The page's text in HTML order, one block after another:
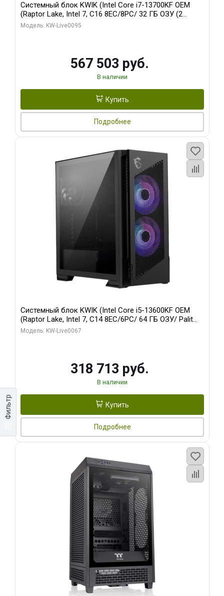
Фильтр
Системный блок KWIK (Intel Core i7-13700KF OEM
(Raptor Lake, Intel 7, C16 8EC/8PC/ 32 ГБ ОЗУ (2
модуля)/ Afox RTX4090 24GB GDDR6X 384-Bit 3xDP
Модель: KW-Live0095
567 503 руб.
В наличии
Купить
Подробнее
Системный блок KWIK (Intel Core i5-13600KF OEM
(Raptor Lake, Intel 7, C14 8EC/6PC/ 64 ГБ ОЗУ/ Palit
RTX5080 GAMINGPRO OC 16GB GDDR7 256bit 3xDP
Модель: KW-Live0067
318 713 руб.
В наличии
Купить
Подробнее